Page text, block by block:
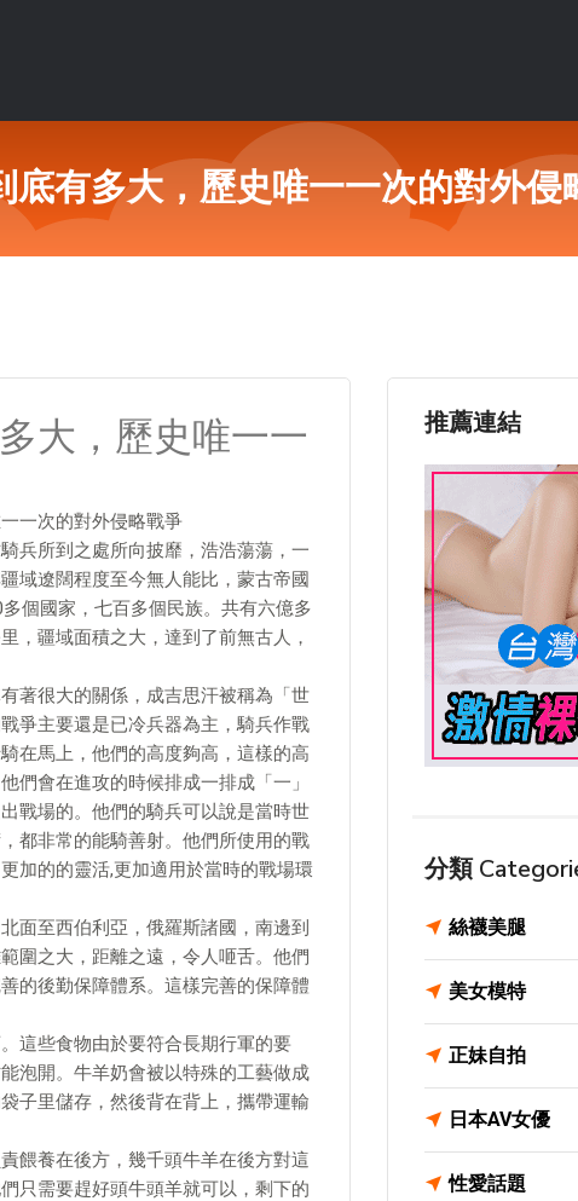
有多大，歷史唯一一次的對外侵
大，歷史唯一一
一次的對外侵略戰爭
兵所到之處所向披靡，浩浩蕩蕩，一
域遼闊程度至今無人能比，蒙古帝國
個國家，七百多個民族。共有六億多
，疆域面積之大，達到了前無古人，
著很大的關係，成吉思汗被稱為「世
爭主要還是已冷兵器為主，騎兵作戰
在馬上，他們的高度夠高，這樣的高
們會在進攻的時候排成一排成「一」
戰場的。他們的騎兵可以說是當時世
都非常的能騎善射。他們所使用的戰
加的的靈活,更加適用於當時的戰場環
面至西伯利亞，俄羅斯諸國，南邊到
圍之大，距離之遠，令人咂舌。他們
的後勤保障體系。這樣完善的保障體
這些食物由於要符合長期行軍的要
泡開。牛羊奶會被以特殊的工藝做成
子里儲存，然後背在背上，攜帶運輸
餵養在後方，幾千頭牛羊在後方對這
只需要趕好頭牛頭羊就可以，剩下的
推薦連結
分類
絲襪美腿
美女模特
正妹自拍
日本AV女優
性愛話題